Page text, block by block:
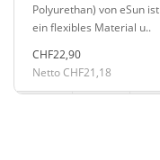
Polyurethan) von eSun ist
ein flexibles Material u..
CHF22,90
Netto CHF21,18